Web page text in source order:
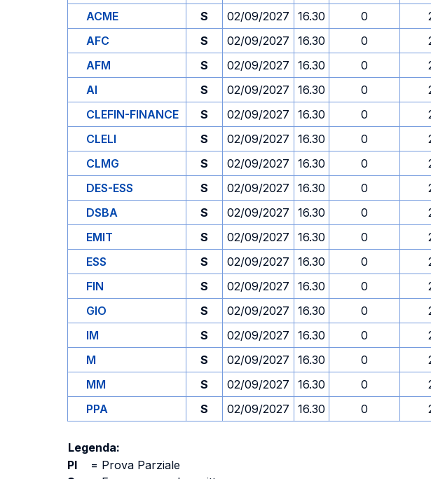
ACME
S 02/09/2027 16.30 0
AFC
S 02/09/2027 16.30 0
AFM
S 02/09/2027 16.30 0
AI
S 02/09/2027 16.30 0
CLEFIN-FINANCE
S 02/09/2027 16.30 0
CLELI
S 02/09/2027 16.30 0
CLMG
S 02/09/2027 16.30 0
DES-ESS
S 02/09/2027 16.30 0
DSBA
S 02/09/2027 16.30 0
EMIT
S 02/09/2027 16.30 0
ESS
S 02/09/2027 16.30 0
FIN
S 02/09/2027 16.30 0
GIO
S 02/09/2027 16.30 0
IM
S 02/09/2027 16.30 0
M
S 02/09/2027 16.30 0
MM
S 02/09/2027 16.30 0
PPA
S 02/09/2027 16.30 0
Legenda:
PI
= Prova Parziale